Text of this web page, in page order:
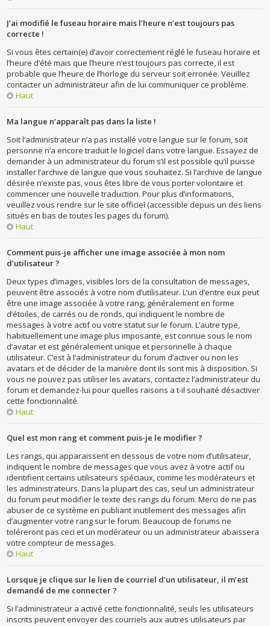
J’ai modifié le fuseau horaire mais l’heure n’est toujours pas
correcte !
Si vous êtes certain(e) d’avoir correctement réglé le fuseau horaire et
l’heure d’été mais que l’heure n’est toujours pas correcte, il est
probable que l’heure de l’horloge du serveur soit erronée. Veuillez
contacter un administrateur afin de lui communiquer ce problème.
Haut
Ma langue n’apparaît pas dans la liste !
Soit l’administrateur n’a pas installé votre langue sur le forum, soit
personne n’a encore traduit le logiciel dans votre langue. Essayez de
demander à un administrateur du forum s’il est possible qu’il puisse
installer l’archive de langue que vous souhaitez. Si l’archive de langue
désirée n’existe pas, vous êtes libre de vous porter volontaire et
commencer une nouvelle traduction. Pour plus d’informations,
veuillez vous rendre sur le site officiel (accessible depuis un des liens
situés en bas de toutes les pages du forum).
Haut
Comment puis-je afficher une image associée à mon nom
d’utilisateur ?
Deux types d’images, visibles lors de la consultation de messages,
peuvent être associés à votre nom d’utilisateur. L’un d’entre eux peut
être une image associée à votre rang, généralement en forme
d’étoiles, de carrés ou de ronds, qui indiquent le nombre de
messages à votre actif ou votre statut sur le forum. L’autre type,
habituellement une image plus imposante, est connue sous le nom
d’avatar et est généralement unique et personnelle à chaque
utilisateur. C’est à l’administrateur du forum d’activer ou non les
avatars et de décider de la manière dont ils sont mis à disposition. Si
vous ne pouvez pas utiliser les avatars, contactez l’administrateur du
forum et demandez-lui pour quelles raisons a t-il souhaité désactiver
cette fonctionnalité.
Haut
Quel est mon rang et comment puis-je le modifier ?
Les rangs, qui apparaissent en dessous de votre nom d’utilisateur,
indiquent le nombre de messages que vous avez à votre actif ou
identifient certains utilisateurs spéciaux, comme les modérateurs et
les administrateurs. Dans la plupart des cas, seul un administrateur
du forum peut modifier le texte des rangs du forum. Merci de ne pas
abuser de ce système en publiant inutilement des messages afin
d’augmenter votre rang sur le forum. Beaucoup de forums ne
toléreront pas ceci et un modérateur ou un administrateur abaissera
votre compteur de messages.
Haut
Lorsque je clique sur le lien de courriel d’un utilisateur, il m’est
demandé de me connecter ?
Si l’administrateur a activé cette fonctionnalité, seuls les utilisateurs
inscrits peuvent envoyer des courriels aux autres utilisateurs par